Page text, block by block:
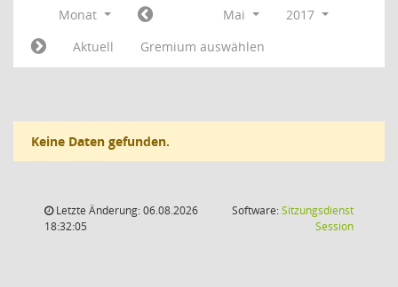
Monat Mai
2017
Aktuell
Gremium auswählen
Keine Daten gefunden.
Letzte Änderung: 06.08.2026
18:32:05
Software:Sitzungsdienst
Session(Wird in